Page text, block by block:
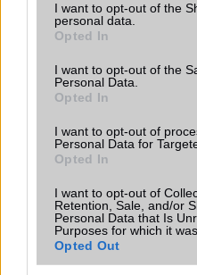
not limited to your visit or
grant or deny consent to
use your data for below
consent section.
I want to opt-out of the
personal data.
Opted In
I want to opt-out of the
Personal Data.
Opted In
I want to opt-out of
Personal Data for
Opted In
I want to opt-out of
Retention, Sale, and/or
Personal Data that Is
Purposes for which it
Opted Out
A One UI 9 érkezése új
funkciókat és
Galaxy készülék számára ez
iPhone 18
rántja le a
2026.06.29
mellett a régóta pletykált
bemutatkozhat, miközben
találgatások továbbra is